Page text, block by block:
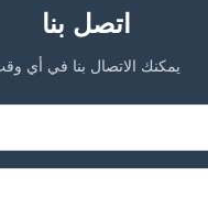
اتصل بنا
يمكنك الاتصال بنا في أي وقت